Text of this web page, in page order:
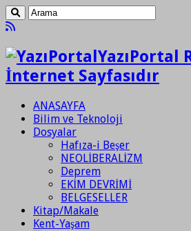
YazıPortal
İnternet Sayfasıdır
ANASAYFA
Bilim ve Teknoloji
Dosyalar
Hafıza-i Beşer
NEOLİBERALİZM
Deprem
EKİM DEVRİMİ
BELGESELLER
Kitap/Makale
Kent-Yaşam